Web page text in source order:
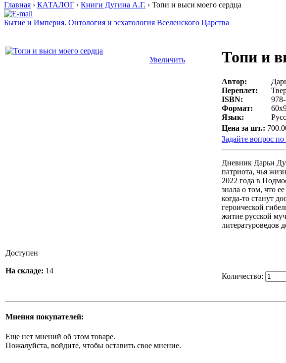
Главная › КАТАЛОГ › Книги Дугина А.Г. › Топи и выси моего сердца
Бытие и Империя. Онтология и эсхатология Вселенского Царства
Увеличить Топи и
Автор:
Переплет:
ISBN:
Формат:
Язык:
Цена за шт.:
Задайте вопрос
Дневник Дарьи
патриота, чья
2022 года в
знала о том, что
когда-то станут
героической
житие русской
литературоведов
Доступен
На складе: 14
Количество:
Мнения покупателей:
Еще нет мнений об этом товаре.
Пожалуйста, войдите, чтобы оставить свое мнение.